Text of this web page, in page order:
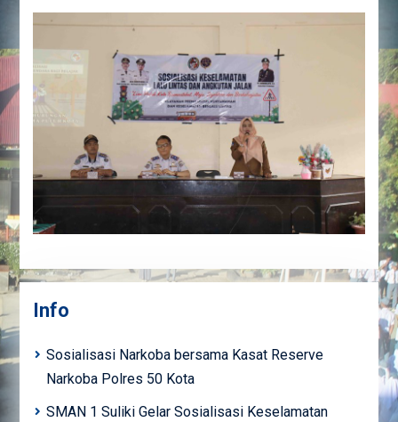
Info
Sosialisasi Narkoba bersama Kasat Reserve
Narkoba Polres 50 Kota
SMAN 1 Suliki Gelar Sosialisasi Keselamatan